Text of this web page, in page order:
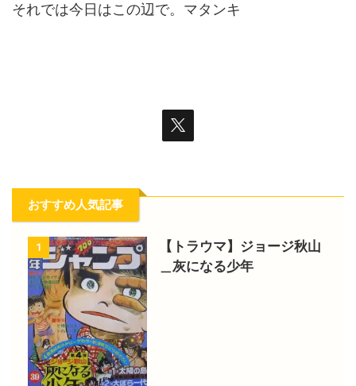
それでは今日はこの辺で。マタンキ
おすすめ人気記事
1
【トラウマ】ジョージ秋山
＿灰になる少年